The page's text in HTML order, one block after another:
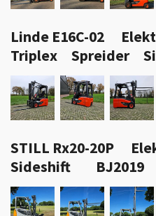
Linde E16C-02
Triplex Spreider
STILL Rx20-20P
Sideshift BJ2019